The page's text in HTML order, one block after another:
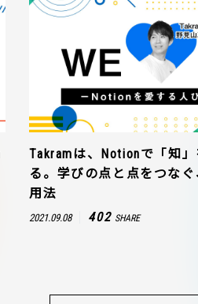
Takramは、Notionで「知
る。学びの点と点をつな
用法
2021.09.08 402 SHARE